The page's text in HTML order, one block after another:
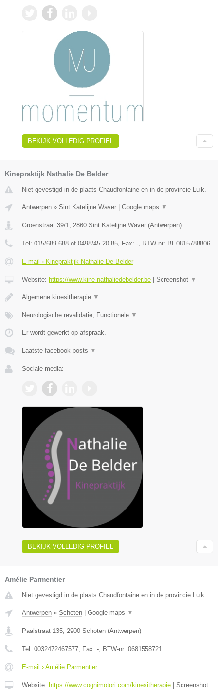
BEKIJK VOLLEDIG PROFIEL
Kinepraktijk Nathalie De Belder
Niet gevestigd in de plaats Chaudfontaine en in de provincie Luik.
Antwerpen » Sint Katelijne Waver Google maps ▼
Groenstraat 39/1 2860 Sint Katelijne Waver (Antwerpen)
Tel: 015/689.688 of 0498/45.20.85 , Fax: - , BTW-nr: BE0815788806
E-mail › Kinepraktijk Nathalie De Belder
Website: https://www.kine-nathaliedebelder.be Screenshot ▼
Algemene kinesitherapie ▼
Neurologische revalidatie, Functionele ▼
Er wordt gewerkt op afspraak.
Laatste facebook posts ▼
Sociale media:
BEKIJK VOLLEDIG PROFIEL
Amélie Parmentier
Niet gevestigd in de plaats Chaudfontaine en in de provincie Luik.
Antwerpen » Schoten | Google maps ▼
Paalstraat 135 2900 Schoten (Antwerpen)
Tel: 0032472467577 , Fax: - , BTW-nr: 0681558721
E-mail › Amélie Parmentier
Website: https://www.cognimotori.com/kinesitherapie | Screenshot